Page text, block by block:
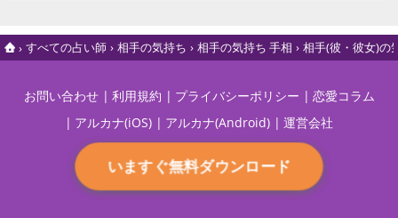
すべての占い師 相手の気持ち 相手の気持ち 手相 相手(彼・彼女)の
お問い合わせ 利用規約 プライバシーポリシー
恋愛コラム
アルカナ(iOS)
アルカナ(Android) 運営会社
いますぐ無料ダウンロード